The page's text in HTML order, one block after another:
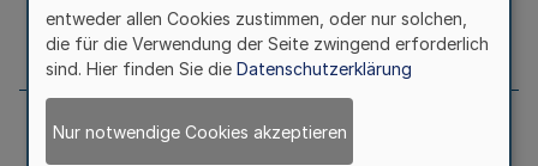
Seite 174
Richtlinie über die Förderphase vor dem
entweder allen Cookies zustimmen, oder nur solchen,
die für die Verwendung der Seite zwingend erforderlich
sind. Hier finden Sie die Datenschutzerklärung
Nur notwendige Cookies akzeptieren